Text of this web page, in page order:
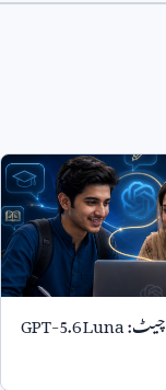
چیٹ:GPT-5.6 Luna